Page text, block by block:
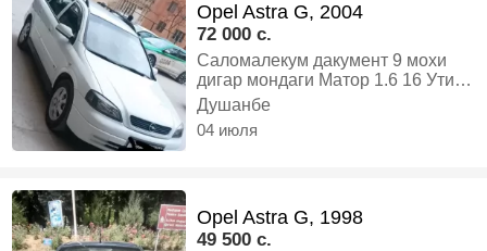
Opel Astra G, 2004
72 000 c.
Саломалекум дакумент 9 мохи
дигар мондаги Матор 1.6 16 Утил
Дорад Кандисанер 💯 2 электро
пакет Паследни цена, Бензин,
Механика, Универсал
Душанбе
04 июля
Opel Astra G, 1998
49 500 c.